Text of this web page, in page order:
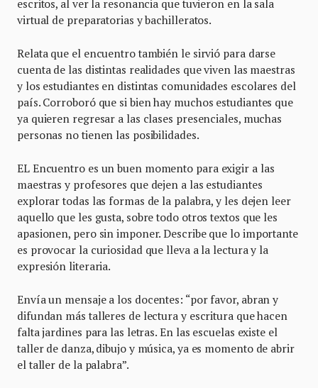
escritos, al ver la resonancia que tuvieron en la sala
virtual de preparatorias y bachilleratos.
Relata que el encuentro también le sirvió para darse
cuenta de las distintas realidades que viven las maestras
y los estudiantes en distintas comunidades escolares del
país. Corroboró que si bien hay muchos estudiantes que
ya quieren regresar a las clases presenciales, muchas
personas no tienen las posibilidades.
EL Encuentro es un buen momento para exigir a las
maestras y profesores que dejen a las estudiantes
explorar todas las formas de la palabra, y les dejen leer
aquello que les gusta, sobre todo otros textos que les
apasionen, pero sin imponer. Describe que lo importante
es provocar la curiosidad que lleva a la lectura y la
expresión literaria.
Envía un mensaje a los docentes: “por favor, abran y
difundan más talleres de lectura y escritura que hacen
falta jardines para las letras. En las escuelas existe el
taller de danza, dibujo y música, ya es momento de abrir
el taller de la palabra”.